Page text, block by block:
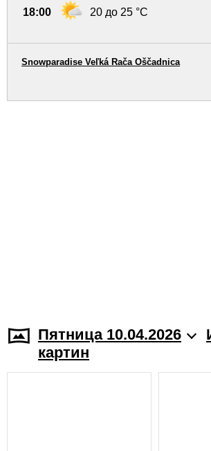
18:00 20 до 25 °C
Snowparadise Veľká Rača Oščadnica
Пятница 10.04.2026
картин